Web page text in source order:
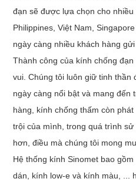
đạn sẽ được lựa chọn cho nhiều
Philippines, Việt Nam,
ngày càng nhiều khách hàng
Thành công của kính chống
vui. Chúng tôi luôn giữ tinh thần
ngày càng nổi bật và mang đến
hàng, kính chống thấm còn
trội của mình, trong quá trình
hơn, điều mà chúng tôi mong
Hệ thống kính Sinomet bao
dán, kính low-e và kính màu, ...